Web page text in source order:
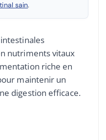
sain.
nutriments vitaux
riche en
maintenir un
digestion efficace.